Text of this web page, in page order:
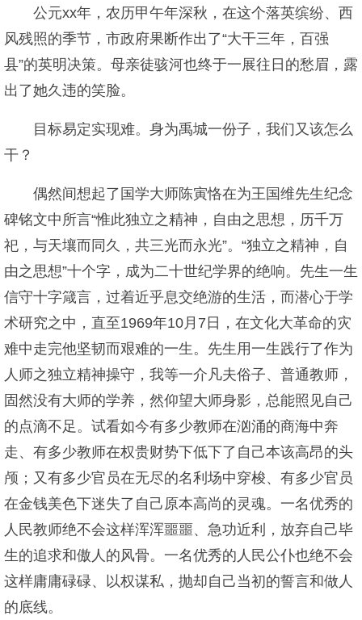
公元xx年，农历甲午年深秋，在这个落英缤纷、西
风残照的季节，市政府果断作出了“大干三年，百强
县”的英明决策。母亲徒骇河也终于一展往日的愁眉，露
出了她久违的笑脸。
目标易定实现难。身为禹城一份子，我们又该怎么
干？
偶然间想起了国学大师陈寅恪在为王国维先生纪念
碑铭文中所言“惟此独立之精神，自由之思想，历千万
祀，与天壤而同久，共三光而永光”。“独立之精神，自
由之思想”十个字，成为二十世纪学界的绝响。先生一生
信守十字箴言，过着近乎息交绝游的生活，而潜心于学
术研究之中，直至1969年10月7日，在文化大革命的灾
难中走完他坚韧而艰难的一生。先生用一生践行了作为
人师之独立精神操守，我等一介凡夫俗子、普通教师，
固然没有大师的学养，然仰望大师身影，总能照见自己
的点滴不足。试看如今有多少教师在汹涌的商海中奔
走、有多少教师在权贵财势下低下了自己本该高昂的头
颅；又有多少官员在无尽的名利场中穿梭、有多少官员
在金钱美色下迷失了自己原本高尚的灵魂。一名优秀的
人民教师绝不会这样浑浑噩噩、急功近利，放弃自己毕
生的追求和傲人的风骨。一名优秀的人民公仆也绝不会
这样庸庸碌碌、以权谋私，抛却自己当初的誓言和做人
的底线。